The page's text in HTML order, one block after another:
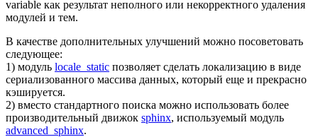
variable как результат неполного или некорректного удаления
модулей и тем.
В качестве дополнительных улучшений можно посоветовать
следующее:
1) модуль locale_static позволяет сделать локализацию в виде
сериализованного массива данных, который еще и прекрасно
кэшируется.
2) вместо стандартного поиска можно использовать более
производительный движок sphinx, используемый модуль
advanced_sphinx.